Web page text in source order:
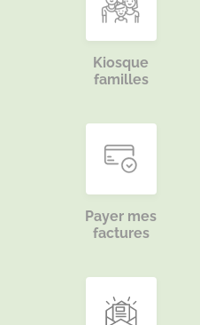
Kiosque
familles
Payer mes
factures